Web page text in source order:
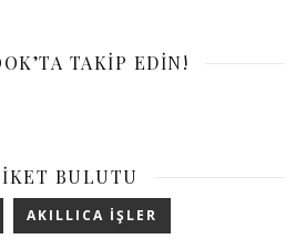
TAKIP EDIN!
BULUTU
AKILLICA IŞLER